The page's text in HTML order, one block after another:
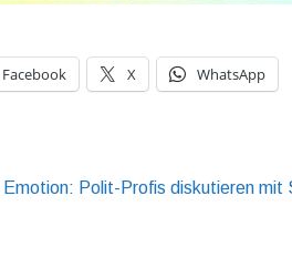
Facebook X WhatsApp
Polit-Profis diskutieren